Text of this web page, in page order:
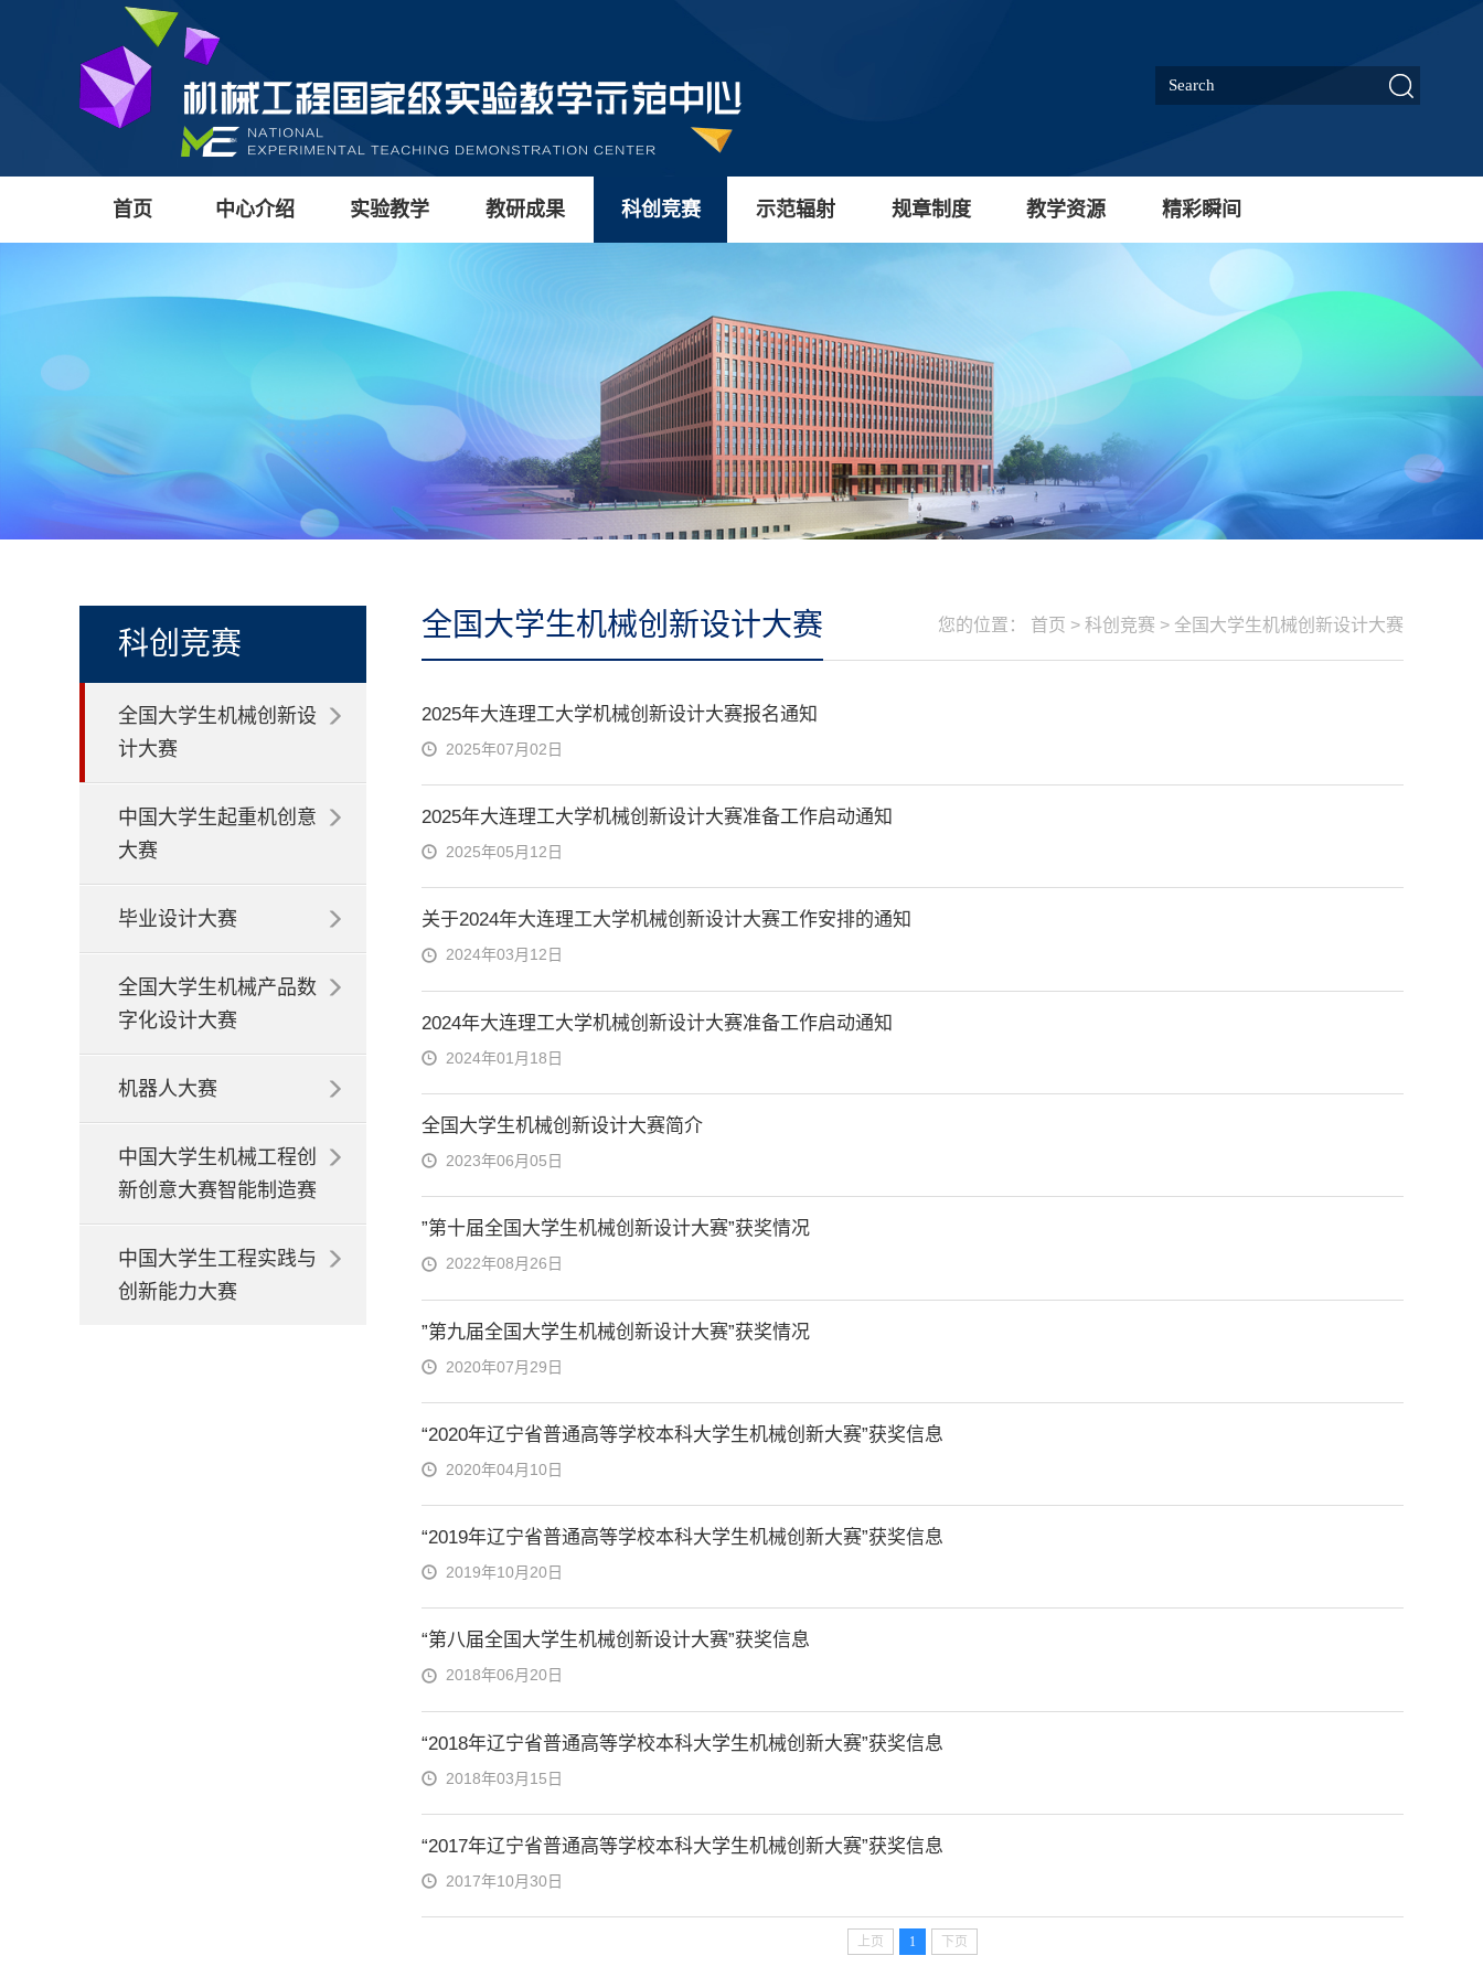
首页 中心介绍 实验教学 教研成果 科创竞赛 示范辐射 规章制度 教学资源 精彩瞬间
科创竞赛
全国大学生机械创新设
计大赛
中国大学生起重机创意
大赛
毕业设计大赛
全国大学生机械产品数
字化设计大赛
机器人大赛
中国大学生机械工程创
新创意大赛智能制造赛
中国大学生工程实践与
创新能力大赛
全国大学生机械创新设计大赛 您的位置： 首页 > 科创竞赛 > 全国大学生机械创新设计大赛
2025年大连理工大学机械创新设计大赛报名通知
2025年07月02日
2025年大连理工大学机械创新设计大赛准备工作启动通知
2025年05月12日
关于2024年大连理工大学机械创新设计大赛工作安排的通知
2024年03月12日
2024年大连理工大学机械创新设计大赛准备工作启动通知
2024年01月18日
全国大学生机械创新设计大赛简介
2023年06月05日
”第十届全国大学生机械创新设计大赛”获奖情况
2022年08月26日
”第九届全国大学生机械创新设计大赛”获奖情况
2020年07月29日
“2020年辽宁省普通高等学校本科大学生机械创新大赛”获奖信息
2020年04月10日
“2019年辽宁省普通高等学校本科大学生机械创新大赛”获奖信息
2019年10月20日
“第八届全国大学生机械创新设计大赛”获奖信息
2018年06月20日
“2018年辽宁省普通高等学校本科大学生机械创新大赛”获奖信息
2018年03月15日
“2017年辽宁省普通高等学校本科大学生机械创新大赛”获奖信息
2017年10月30日
上页 1 下页